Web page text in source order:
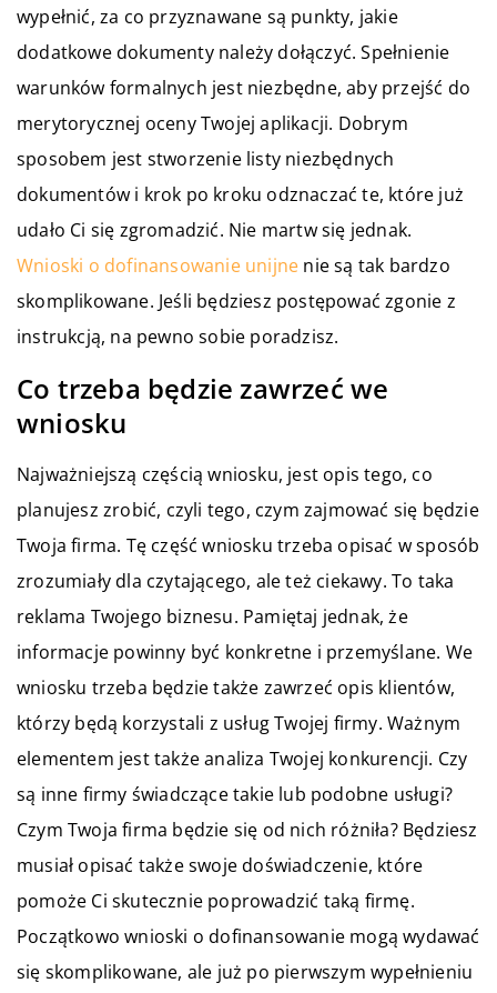
wypełnić, za co przyznawane są punkty, jakie
dodatkowe dokumenty należy dołączyć. Spełnienie
warunków formalnych jest niezbędne, aby przejść do
merytorycznej oceny Twojej aplikacji. Dobrym
sposobem jest stworzenie listy niezbędnych
dokumentów i krok po kroku odznaczać te, które już
udało Ci się zgromadzić. Nie martw się jednak.
Wnioski o dofinansowanie unijne nie są tak bardzo
skomplikowane. Jeśli będziesz postępować zgonie z
instrukcją, na pewno sobie poradzisz.
Co trzeba będzie zawrzeć we
wniosku
Najważniejszą częścią wniosku, jest opis tego, co
planujesz zrobić, czyli tego, czym zajmować się będzie
Twoja firma. Tę część wniosku trzeba opisać w sposób
zrozumiały dla czytającego, ale też ciekawy. To taka
reklama Twojego biznesu. Pamiętaj jednak, że
informacje powinny być konkretne i przemyślane. We
wniosku trzeba będzie także zawrzeć opis klientów,
którzy będą korzystali z usług Twojej firmy. Ważnym
elementem jest także analiza Twojej konkurencji. Czy
są inne firmy świadczące takie lub podobne usługi?
Czym Twoja firma będzie się od nich różniła? Będziesz
musiał opisać także swoje doświadczenie, które
pomoże Ci skutecznie poprowadzić taką firmę.
Początkowo wnioski o dofinansowanie mogą wydawać
się skomplikowane, ale już po pierwszym wypełnieniu